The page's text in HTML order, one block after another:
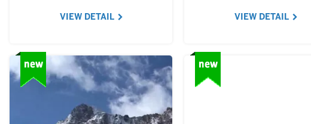
dijadikan objek wisata,…
VIEW DETAIL
negara tersebut dengan
VIEW DETAIL